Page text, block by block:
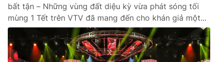
bất tận – Những vùng đất diệu kỳ vừa phát sóng tối
mùng 1 Tết trên VTV đã mang đến cho khán giả một...